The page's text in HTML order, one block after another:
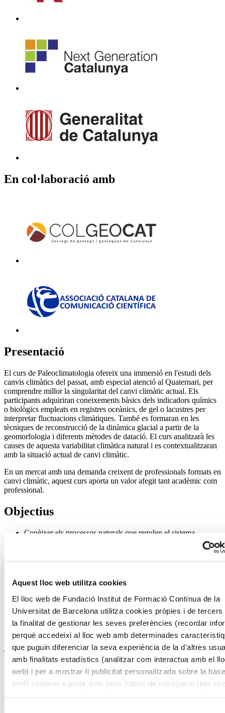
Aquest lloc web utilitza cookies
El lloc web de Fundació Institut de Formació Contínua de la
Universitat de Barcelona utilitza cookies pròpies i de tercers
la finalitat de gestionar les seves preferències (recordar
perquè accedeixi al lloc web amb determinades
que puguin diferenciar la seva experiència de la d'altres
amb finalitats estadístics (analitzar com interactua amb el
web) i per a mostrar-li publicitat personalitzada sobre la
perfil elaborat a partir dels seus hàbits de navegació (per
En col·laboració amb
Presentació
El curs de Paleoclimatologia ofereix una immersió en l'estudi dels
canvis climàtics del passat, amb especial atenció al Quaternari, per
comprendre millor la singularitat del canvi climàtic actual. Els
participants adquiriran coneixements bàsics dels indicadors químics
o biològics empleats en registres oceànics, de gel o lacustres per
interpretar fluctuacions climàtiques. També es formaran en les
tècniques de reconstrucció de la dinàmica glacial a partir de la
geomorfologia i diferents mètodes de datació. El curs analitzarà les
causes de aquesta variabilitat climàtica natural i es contextualitzaran
amb la situació actual de canvi climàtic.
En un mercat amb una demanda creixent de professionals formats en
canvi climàtic, aquest curs aporta un valor afegit tant acadèmic com
professional.
Objectius
Conèixer els processos naturals que regulen el sistema
paleoclimàtica i els seus marcs temporals.
esdeveniments geològics del passat.
Conèixer els canvis climàtics del passat claus per a
contextualitzar i entendre millor el canvi climàtic actual.
Desenvolupar habilitats de comunicació científica per
transmetre coneixements paleoclimàtics de manera rigorosa i
combatre arguments negacionistes amb base empírica.
Tres raons per escollir-lo
Una formació reconeguda perquè obtindràs un títol emès per
la Universitat de Barcelona i també registrat a l'Europass.